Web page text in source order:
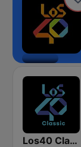
Los40 Classic